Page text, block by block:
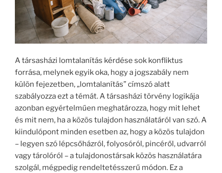
A társasházi lomtalanítás kérdése sok konfliktus
forrása, melynek egyik oka, hogy a jogszabály nem
külön fejezetben, „lomtalanítás” címszó alatt
szabályozza ezt a témát. A társasházi törvény logikája
azonban egyértelműen meghatározza, hogy mit lehet
és mit nem, ha a közös tulajdon használatáról van szó. A
kiindulópont minden esetben az, hogy a közös tulajdon
– legyen szó lépcsőházról, folyosóról, pincéről, udvarról
vagy tárolóról – a tulajdonostársak közös használatára
szolgál, mégpedig rendeltetésszerű módon. Ez a